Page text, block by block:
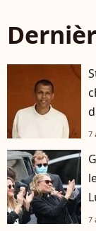
7
7